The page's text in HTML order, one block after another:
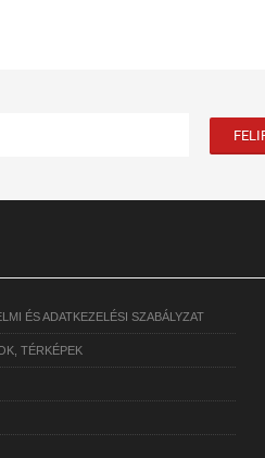
ÉS ADATKEZELÉSI SZABÁLYZAT
TÉRKÉPEK